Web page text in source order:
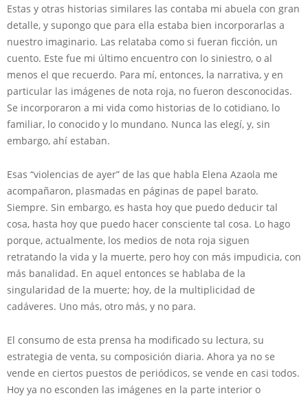
Estas y otras historias similares las contaba mi abuela con gran
detalle, y supongo que para ella estaba bien incorporarlas a
nuestro imaginario. Las relataba como si fueran ficción, un
cuento. Este fue mi último encuentro con lo siniestro, o al
menos el que recuerdo. Para mí, entonces, la narrativa, y en
particular las imágenes de nota roja, no fueron desconocidas.
Se incorporaron a mi vida como historias de lo cotidiano, lo
familiar, lo conocido y lo mundano. Nunca las elegí, y, sin
embargo, ahí estaban.
Esas “violencias de ayer” de las que habla Elena Azaola me
acompañaron, plasmadas en páginas de papel barato.
Siempre. Sin embargo, es hasta hoy que puedo deducir tal
cosa, hasta hoy que puedo hacer consciente tal cosa. Lo hago
porque, actualmente, los medios de nota roja siguen
retratando la vida y la muerte, pero hoy con más impudicia, con
más banalidad. En aquel entonces se hablaba de la
singularidad de la muerte; hoy, de la multiplicidad de
cadáveres. Uno más, otro más, y no para.
El consumo de esta prensa ha modificado su lectura, su
estrategia de venta, su composición diaria. Ahora ya no se
vende en ciertos puestos de periódicos, se vende en casi todos.
Hoy ya no esconden las imágenes en la parte interior o